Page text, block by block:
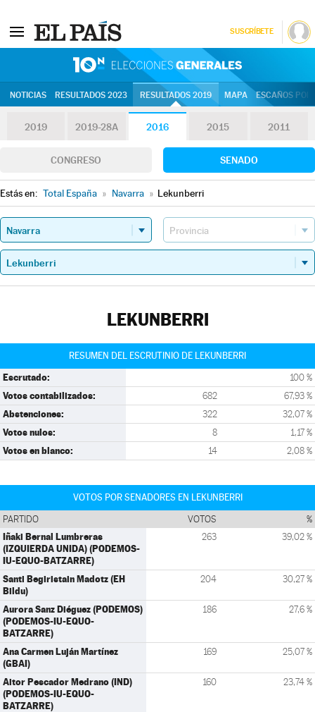
SUSCRÍBETE
NOTICIAS RESULTADOS 2023 RESULTADOS 2019 MAPA ESCAÑOS
2019 2019-28A 2016 2015 2011
CONGRESO SENADO
Estás en: Total España » Navarra » Lekunberri
LEKUNBERRI
RESUMEN DEL ESCRUTINIO DE LEKUNBERRI
Escrutado: 100 %
Votos contabilizados: 682 67,93 %
Abstenciones: 322 32,07 %
Votos nulos: 8 1,17 %
Votos en blanco: 14 2,08 %
VOTOS POR SENADORES EN LEKUNBERRI
PARTIDO VOTOS %
Iñaki Bernal Lumbreras
(IZQUIERDA UNIDA) (PODEMOS-
IU-EQUO-BATZARRE)
263 39,02 %
Santi Begiristain Madotz (EH
Bildu)
204 30,27 %
Aurora Sanz Diéguez (PODEMOS)
(PODEMOS-IU-EQUO-
BATZARRE)
186 27,6 %
Ana Carmen Luján Martínez
(GBAI)
169 25,07 %
Aitor Pescador Medrano (IND)
(PODEMOS-IU-EQUO-
BATZARRE)
160 23,74 %